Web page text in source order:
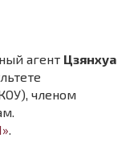
агент Цзянхуа
членом
.